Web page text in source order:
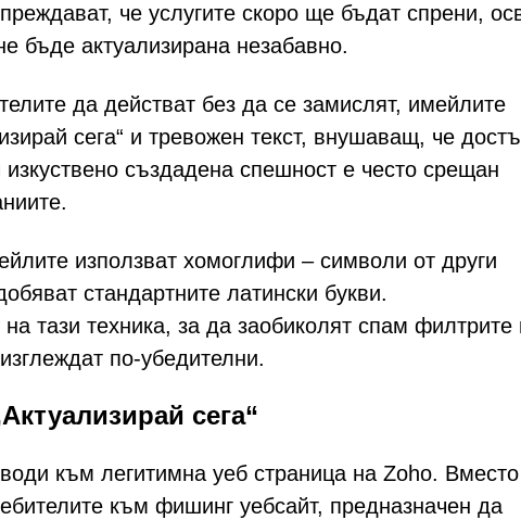
че услугите скоро ще бъдат спрени,
бъде актуализирана незабавно.
да действат без да се замислят, имейлите
сега“ и тревожен текст, внушаващ, че
създадена спешност е често срещан
използват хомоглифи – символи от други
стандартните латински букви.
тази техника, за да заобиколят спам филтрите
по-убедителни.
сега“
към легитимна уеб страница на Zoho. Вместо
към фишинг уебсайт, предназначен да